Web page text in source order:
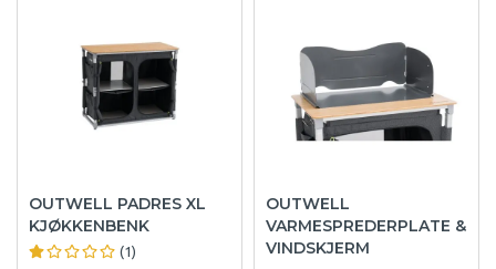
OUTWELL PADRES XL
KJØKKENBENK
(1)
OUTWELL
VARMESPREDERPLATE &
VINDSKJERM